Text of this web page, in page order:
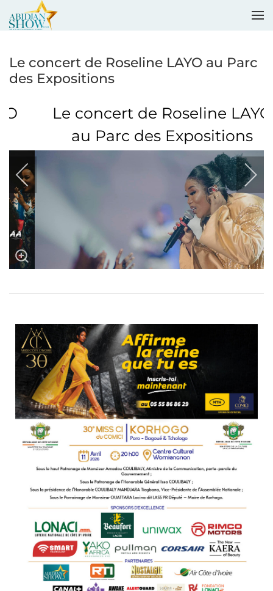
Le concert de Roseline LAYO au Parc
des Expositions
Le concert de Roseline LAYO
au Parc des Expositions